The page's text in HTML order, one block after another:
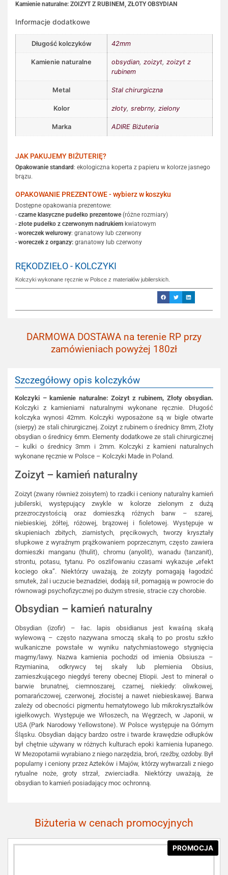
Kamienie naturalne: ZOIZYT Z RUBINEM, ZŁOTY OBSYDIAN
Informacje dodatkowe
Długość kolczyków 42mm
Kamienie naturalne obsydian, zoizyt, zoizyt z
rubinem
Metal Stal chirurgiczna
Kolor złoty, srebrny, zielony
Marka ADIRE Biżuteria
JAK PAKUJEMY BIŻUTERIĘ?
Opakowanie standard: ekologiczna koperta z papieru w kolorze jasnego
brązu.
OPAKOWANIE PREZENTOWE - wybierz w koszyku
Dostępne opakowania prezentowe:
- czarne klasyczne pudełko prezentowe(różne rozmiary)
- złote pudełko z czerwonym nadrukiem kwiatowym
- woreczek welurowy: granatowy lub czerwony
- woreczek z organzy: granatowy lub czerwony
RĘKODZIEŁO - KOLCZYKI
Kolczyki wykonane ręcznie w Polsce z materiałów jubilerskich.
DARMOWA DOSTAWA na terenie RP przy
zamówieniach powyżej 180zł
Szczegółowy opis kolczyków
Kolczyki – kamienie naturalne: Zoizyt z rubinem, Złoty obsydian.
Kolczyki z kamieniami naturalnymi wykonane ręcznie. Długość
kolczyka wynosi 42mm. Kolczyki wyposażone są w bigle otwarte
(sierpy) ze stali chirurgicznej. Zoizyt z rubinem o średnicy 8mm, Złoty
obsydian o średnicy 6mm. Elementy dodatkowe ze stali chirurgicznej
– kulki o średnicy 3mm i 2mm. Kolczyki z kamieni naturalnych
wykonane ręcznie w Polsce – Kolczyki Made in Poland.
Zoizyt – kamień naturalny
Zoizyt (zwany również zoisytem) to rzadki i ceniony naturalny kamień
jubilerski, występujący zwykle w kolorze zielonym z dużą
przezroczystością oraz domieszką różnych barw – szarej,
niebieskiej, żółtej, różowej, brązowej i fioletowej. Występuje w
skupieniach zbitych, ziarnistych, pręcikowych, tworzy kryształy
słupkowe z wyraźnym prążkowaniem poprzecznym, często zawiera
domieszki manganu (thulit), chromu (anyolit), wanadu (tanzanit),
strontu, potasu, tytanu. Po oszlifowaniu czasami wykazuje „efekt
kociego oka”. Niektórzy uważają, że zoizyty pomagają łagodzić
smutek, żal i uczucie beznadziei, dodają sił, pomagają w powrocie do
równowagi psychofizycznej po dużym stresie, stracie czy chorobie.
Obsydian – kamień naturalny
Obsydian (izofir) – łac. lapis obsidianus jest kwaśną skałą
wylewową – często nazywana smoczą skałą to po prostu szkło
wulkaniczne powstałe w wyniku natychmiastowego stygnięcia
magmy/lawy. Nazwa kamienia pochodzi od imienia Obsiusza –
Rzymianina, odkrywcy tej skały lub plemienia Obsius,
zamieszkującego niegdyś tereny obecnej Etiopii. Jest to minerał o
barwie brunatnej, ciemnoszarej, czarnej, niekiedy: oliwkowej,
pomarańczowej, czerwonej, złocistej a nawet niebieskawej. Barwa
zależy od obecności pigmentu hematytowego lub mikrokryształków
igiełkowych. Występuje we Włoszech, na Węgrzech, w Japonii, w
USA (Park Narodowy Yellowstone). W Polsce występuje na Górnym
Śląsku. Obsydian dający bardzo ostre i twarde krawędzie odłupków
był chętnie używany w różnych kulturach epoki kamienia łupanego.
W Mezopotamii wyrabiano z niego narzędzia, broń, rzeźby, ozdoby. Był
popularny i ceniony przez Azteków i Majów, którzy wytwarzali z niego
rytualne noże, groty strzał, zwierciadła. Niektórzy uważają, że
obsydian to kamień posiadający moc ochronną.
Biżuteria w cenach promocyjnych
PROMOCJA